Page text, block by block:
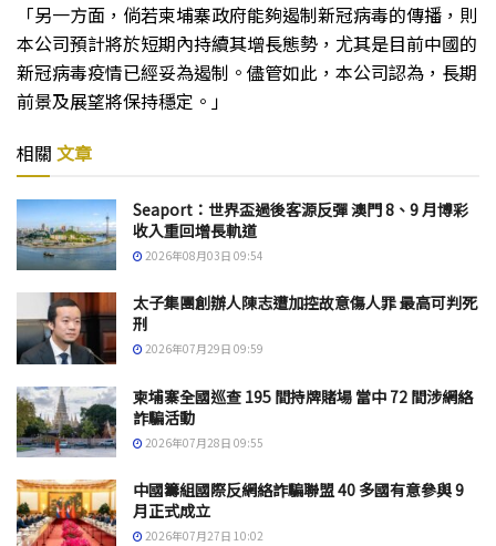
「另一方面，倘若柬埔寨政府能夠遏制新冠病毒的傳播，則
本公司預計將於短期內持續其增長態勢，尤其是目前中國的
新冠病毒疫情已經妥為遏制。儘管如此，本公司認為，長期
前景及展望將保持穩定。」
相關 文章
Seaport：世界盃過後客源反彈 澳門 8、9 月博彩
收入重回增長軌道
2026年08月03日 09:54
太子集團創辦人陳志遭加控故意傷人罪 最高可判死
刑
2026年07月29日 09:59
柬埔寨全國巡查 195 間持牌賭場 當中 72 間涉網絡
詐騙活動
2026年07月28日 09:55
中國籌組國際反網絡詐騙聯盟 40 多國有意參與 9
月正式成立
2026年07月27日 10:02